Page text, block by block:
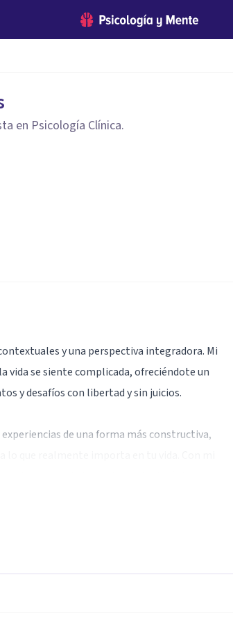
en Psicología Clínica.
y una perspectiva integradora. Mi
vida se siente complicada, ofreciéndote un
y desafíos con libertad y sin juicios.
de una forma más constructiva,
en aprendizaje y los retos en
tus dificultades, sino ayudarte a descubrir una
trabajaremos en construir una vida más